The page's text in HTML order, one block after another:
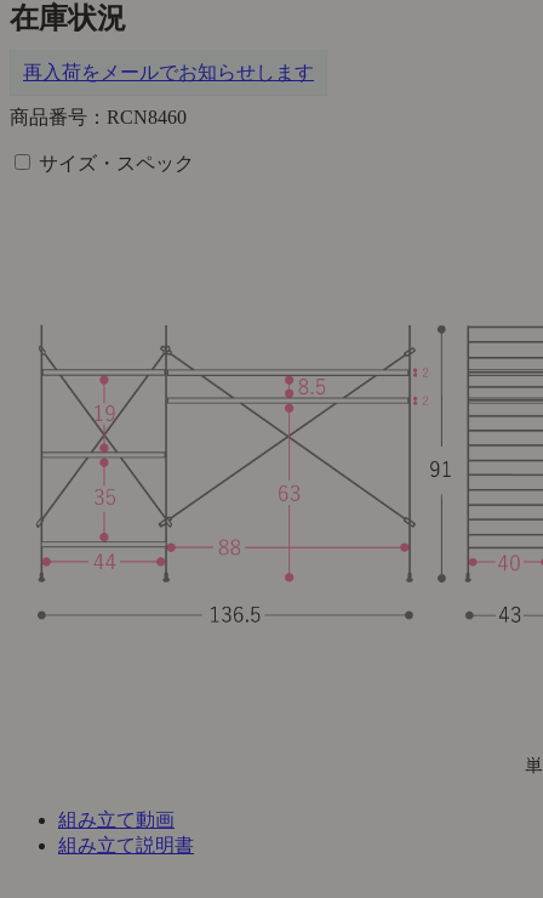
在庫状況
再入荷をメールでお知らせします
商品番号：RCN8460
サイズ・スペック
組み立て動画
組み立て説明書